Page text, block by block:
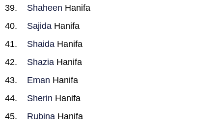
Shaheen Hanifa
Sajida Hanifa
Shaida Hanifa
Shazia Hanifa
Eman Hanifa
Sherin Hanifa
Rubina Hanifa